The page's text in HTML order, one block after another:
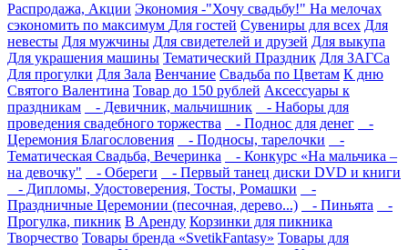
Распродажа, Акции Экономия -"Хочу свадьбу!" На мелочах
сэкономить по максимум Для гостей Сувениры для всех Для
невесты Для мужчины Для свидетелей и друзей Для выкупа
Для украшения машины Тематический Праздник Для ЗАГСа
Для прогулки Для Зала Венчание Свадьба по Цветам К дню
Святого Валентина Товар до 150 рублей Аксессуары к
праздникам
- Девичник, мальчишник
- Наборы для
проведения свадебного торжества
- Поднос для денег
-
Церемония Благословения
- Подносы, тарелочки
-
Тематическая Свадьба, Вечеринка
- Конкурс «На мальчика –
на девочку"
- Обереги
- Первый танец диски DVD и книги
- Дипломы, Удостоверения, Тосты, Ромашки
-
Праздничные Церемонии (песочная, дерево...)
- Пиньята
-
Прогулка, пикник В Аренду Корзинки для пикника
Творчество Товары бренда «SvetikFantasy» Товары для